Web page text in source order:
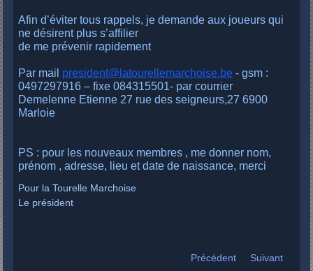
Afin d’éviter tous rappels, je demande aux joueurs qui
ne désirent plus s’affilier
de me prévenir rapidement
Par mail president@latourellemarchoise.be - gsm :
0497297916 – fixe 084315501- par courrier
Demelenne Etienne 27 rue des seigneurs,27 6900
Marloie
PS : pour les nouveaux membres , me donner nom,
prénom , adresse, lieu et date de naissance, merci
Pour la Tourelle Marchoise
Le président
Précédent Suivant